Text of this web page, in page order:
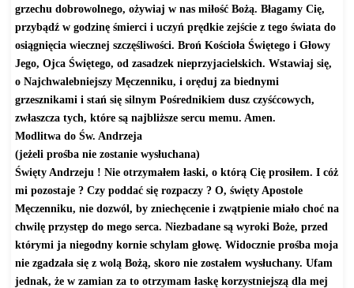
grzechu dobrowolnego, ożywiaj w nas miłość Bożą. Błagamy Cię,
przybądź w godzinę śmierci i uczyń prędkie zejście z tego świata do
osiągnięcia wiecznej szczęśliwości. Broń Kościoła Świętego i Głowy
Jego, Ojca Świętego, od zasadzek nieprzyjacielskich. Wstawiaj się,
o Najchwalebniejszy Męczenniku, i oręduj za biednymi
grzesznikami i stań się silnym Pośrednikiem dusz czyśćcowych,
zwłaszcza tych, które są najbliższe sercu memu. Amen.
Modlitwa do Św. Andrzeja
(jeżeli prośba nie zostanie wysłuchana)
Święty Andrzeju ! Nie otrzymałem łaski, o którą Cię prosiłem. I cóż
mi pozostaje ? Czy poddać się rozpaczy ? O, święty Apostole
Męczenniku, nie dozwól, by zniechęcenie i zwątpienie miało choć na
chwilę przystęp do mego serca. Niezbadane są wyroki Boże, przed
którymi ja niegodny kornie schylam głowę. Widocznie prośba moja
nie zgadzała się z wolą Bożą, skoro nie zostałem wysłuchany. Ufam
jednak, że w zamian za to otrzymam łaskę korzystniejszą dla mej